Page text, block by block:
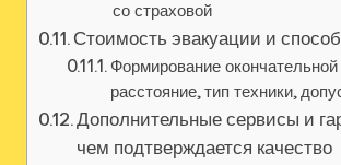
со страховой
Стоимость эвакуации и
Формирование
расстояние, тип техники,
Дополнительные сервисы и
чем подтверждается качество